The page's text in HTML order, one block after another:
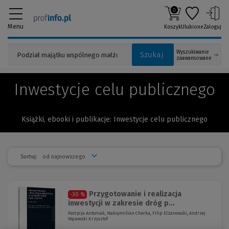
Menu
Szukaj
Wyszukiwanie
zaawansowane
0
KoszykUlubioneZaloguj
Inwestycje celu publicznego
Książki, ebooki i publikacje: Inwestycje celu publicznego
Sortuj:
-30 %
Przygotowanie i realizacja
inwestycji w zakresie dróg p...
Patrycja Antoniak, Maksymilian Cherka, Filip Elżanowski, Andrzej
Wąsowski Krzysztof